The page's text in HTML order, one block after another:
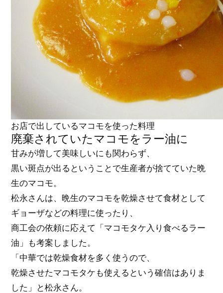
お店で出しているマコモを使った料理
廃棄されていたマコモをラー油に
甘みが増して美味しいにも関わらず、
黒い斑点が出るということで生産者が捨てていた晩
生のマコモ。
松永さんは、晩生のマコモを乾燥させて食材として
ギョーザなどの料理に使ったり、
商工会の依頼に応えて「マコモタケ入り食べるラー
油」も考案しました。
「中華では乾燥食材を多く使うので、
乾燥させたマコモタケも使えるという確信はありま
した」と松永さん。